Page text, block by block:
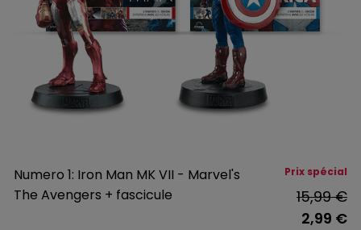
Numero 1: Iron Man MK VII - Marvel's
The Avengers + fascicule
Prix spécial
15,99 €
2,99 €